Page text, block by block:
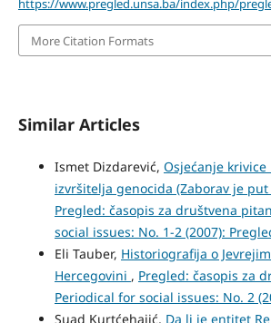
https://www.pregled.unsa.ba/index.php/
More Citation Formats
Similar Articles
Ismet Dizdarević, Osjećanje
izvršitelja genocida (Zaborav je
Pregled: časopis za društvena
social issues: No. 1-2 (2007):
Eli Tauber, Historiografija o
Hercegovini , Pregled: časopis za
Periodical for social issues: No. 2
Suad Kurtćehajić, Da li je entitet